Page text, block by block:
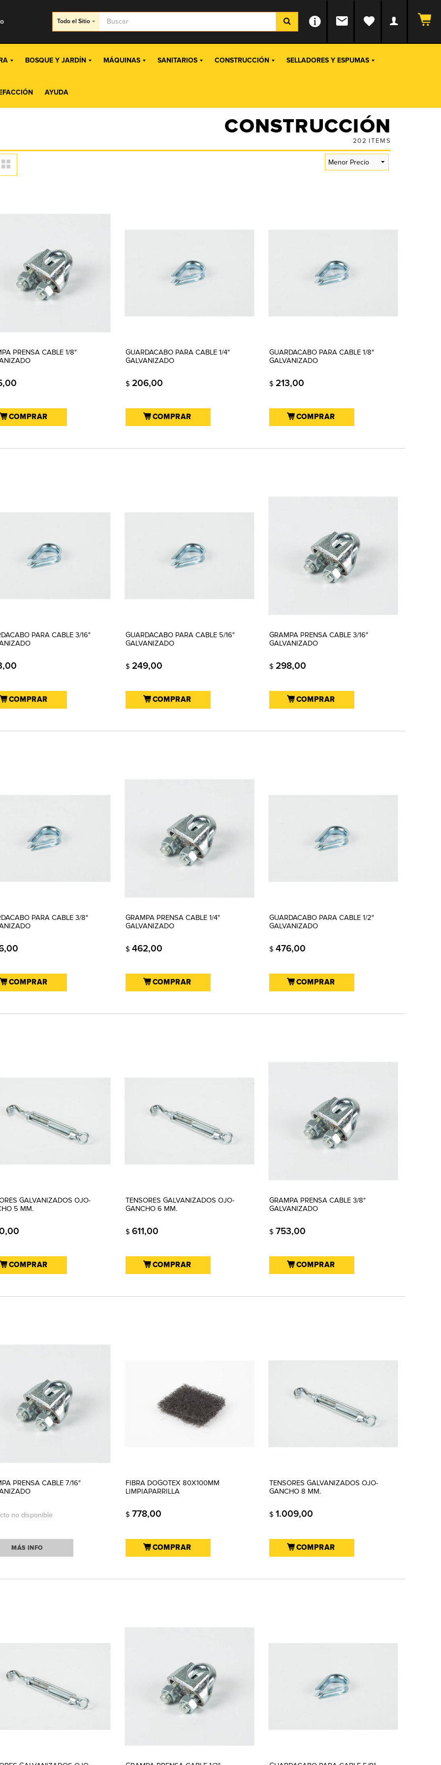
Todo el Sitio
BOSQUE Y JARDÍN MÁQUINAS SANITARIOS CONSTRUCCIÓN SELLADORES Y ESPUMAS
AYUDA
CONSTRUCCIÓN
202 ITEMS
PRENSA CABLE 1/8"
COMPRAR
GUARDACABO PARA CABLE 1/4"
GALVANIZADO
$ 206,00
COMPRAR
GUARDACABO PARA CABLE 1/8"
GALVANIZADO
$ 213,00
COMPRAR
PARA CABLE 3/16"
COMPRAR
GUARDACABO PARA CABLE 5/16"
GALVANIZADO
$ 249,00
COMPRAR
GRAMPA PRENSA CABLE 3/16"
GALVANIZADO
$ 298,00
COMPRAR
PARA CABLE 3/8"
COMPRAR
GRAMPA PRENSA CABLE 1/4"
GALVANIZADO
$ 462,00
COMPRAR
GUARDACABO PARA CABLE 1/2"
GALVANIZADO
$ 476,00
COMPRAR
GALVANIZADOS OJO-
5 MM.
COMPRAR
TENSORES GALVANIZADOS OJO-
GANCHO 6 MM.
$ 611,00
COMPRAR
GRAMPA PRENSA CABLE 3/8"
GALVANIZADO
$ 753,00
COMPRAR
PRENSA CABLE 7/16"
no disponible
MÁS INFO
FIBRA DOGOTEX 80X100MM
LIMPIAPARRILLA
$ 778,00
COMPRAR
TENSORES GALVANIZADOS OJO-
GANCHO 8 MM.
$ 1.009,00
COMPRAR